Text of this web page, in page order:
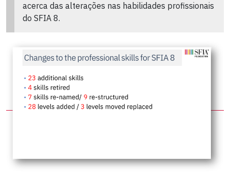
acerca das alterações nas habilidades profissionais
do SFIA 8.